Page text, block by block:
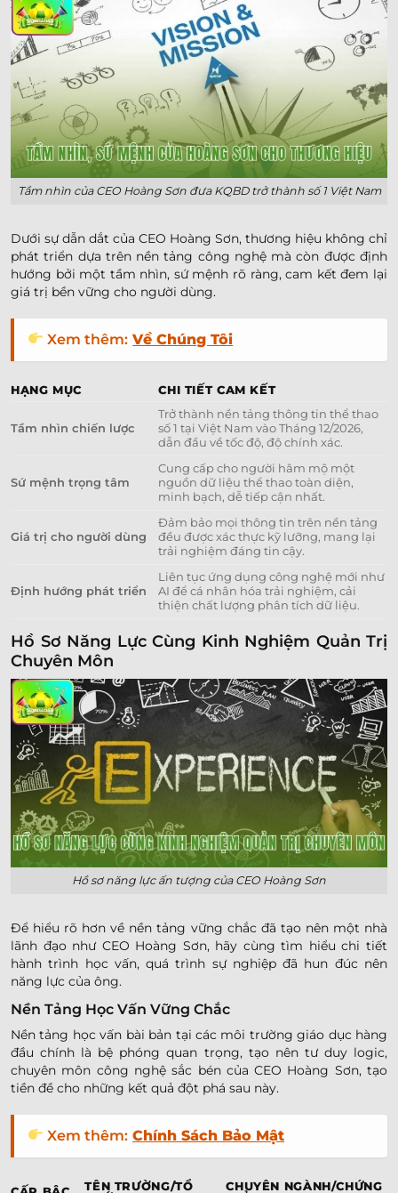
Tầm nhìn của CEO Hoàng Sơn đưa KQBD trở thành số 1 Việt Nam
Dưới sự dẫn dắt của CEO Hoàng Sơn, thương hiệu không chỉ
phát triển dựa trên nền tảng công nghệ mà còn được định
hướng bởi một tầm nhìn, sứ mệnh rõ ràng, cam kết đem lại
giá trị bền vững cho người dùng.
Xem thêm: Về Chúng Tôi
HẠNG MỤC CHI TIẾT CAM KẾT
Tầm nhìn chiến lược
Trở thành nền tảng thông tin thể thao
số 1 tại Việt Nam vào Tháng 12/2026,
dẫn đầu về tốc độ, độ chính xác.
Sứ mệnh trọng tâm
Cung cấp cho người hâm mộ một
nguồn dữ liệu thể thao toàn diện,
minh bạch, dễ tiếp cận nhất.
Giá trị cho người dùng
Đảm bảo mọi thông tin trên nền tảng
đều được xác thực kỹ lưỡng, mang lại
trải nghiệm đáng tin cậy.
Định hướng phát triển
Liên tục ứng dụng công nghệ mới như
AI để cá nhân hóa trải nghiệm, cải
thiện chất lượng phân tích dữ liệu.
Hồ Sơ Năng Lực Cùng Kinh Nghiệm Quản Trị
Chuyên Môn
Hồ sơ năng lực ấn tượng của CEO Hoàng Sơn
Để hiểu rõ hơn về nền tảng vững chắc đã tạo nên một nhà
lãnh đạo như CEO Hoàng Sơn, hãy cùng tìm hiểu chi tiết
hành trình học vấn, quá trình sự nghiệp đã hun đúc nên
năng lực của ông.
Nền Tảng Học Vấn Vững Chắc
Nền tảng học vấn bài bản tại các môi trường giáo dục hàng
đầu chính là bệ phóng quan trọng, tạo nên tư duy logic,
chuyên môn công nghệ sắc bén của CEO Hoàng Sơn, tạo
tiền đề cho những kết quả đột phá sau này.
Xem thêm: Chính Sách Bảo Mật
TÊN TRƯỜNG/TỔ
CHUYÊN NGÀNH/CHỨNG